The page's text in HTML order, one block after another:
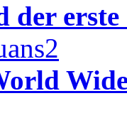
der erste